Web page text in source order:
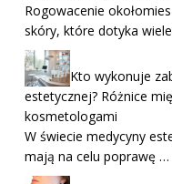
Rogowacenie
skóry, które dotyka
Kto wykonuje
estetycznej? Różnice
kosmetologami
W świecie medycyny
mają na celu poprawę …